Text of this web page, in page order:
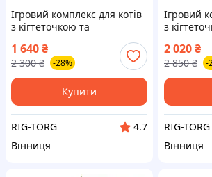
Ігровий комплекс для котів
з кігтеточкою та
grey)
1 640₴
2 300 ₴ -28%
Купити
RIG-TORG
4.7
Вінниця
Ігровий
з
2 020₴
2 850 ₴ -
RIG-TORG
Вінниця